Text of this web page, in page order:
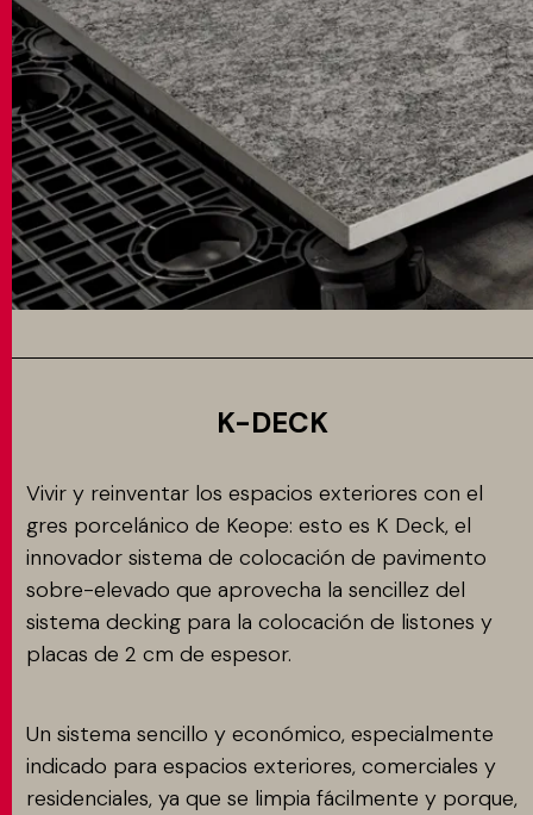
K-DECK
Vivir y reinventar los espacios exteriores con el
gres porcelánico de Keope: esto es K Deck, el
innovador sistema de colocación de pavimento
sobre-elevado que aprovecha la sencillez del
sistema decking para la colocación de listones y
placas de 2 cm de espesor.
Un sistema sencillo y económico, especialmente
indicado para espacios exteriores, comerciales y
residenciales, ya que se limpia fácilmente y porque,